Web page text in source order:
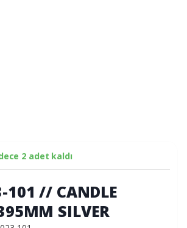
2 adet kaldı
101 // CANDLE
SILVER